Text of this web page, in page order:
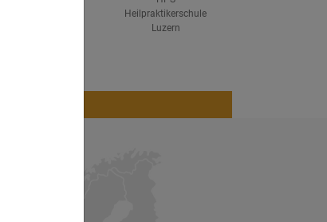
Heilpraktikerschule
Luzern